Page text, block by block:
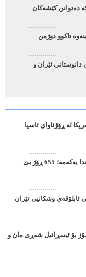
دەتوانن کێشەکان
تاکوو دوژمن
ئێران و
لە ڕۆژئاوای ئاسیا
هەرێمی کوردستان لە جیهاندا یەکەمە؛ 655 ڕۆژ بێ
ئابلۆقەی وشکانیی ئێران
بۆ ئیسڕائیل شەڕی مان و